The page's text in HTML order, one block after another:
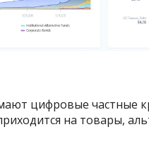
цифровые частные
на товары,